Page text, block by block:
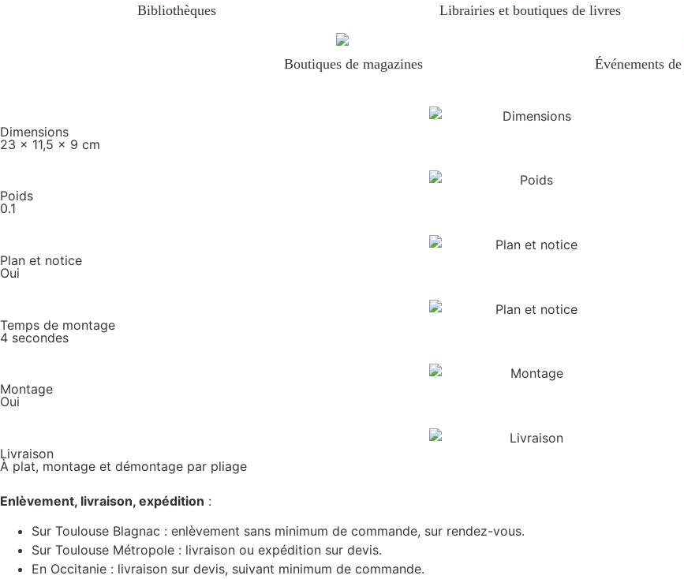
Bibliothèques Librairies et boutiques de livres
Boutiques de magazines Événements
Dimensions
23 x 11,5 x 9 cm
Poids
0.1
Plan et notice
Oui
Temps de montage
4 secondes
Montage
Oui
Livraison
À plat, montage et démontage par pliage
Enlèvement, livraison, expédition :
Sur Toulouse Blagnac : enlèvement sans minimum de commande, sur rendez-vous.
Sur Toulouse Métropole : livraison ou expédition sur devis.
En Occitanie : livraison sur devis, suivant minimum de commande.